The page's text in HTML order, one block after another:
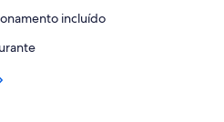
incluído